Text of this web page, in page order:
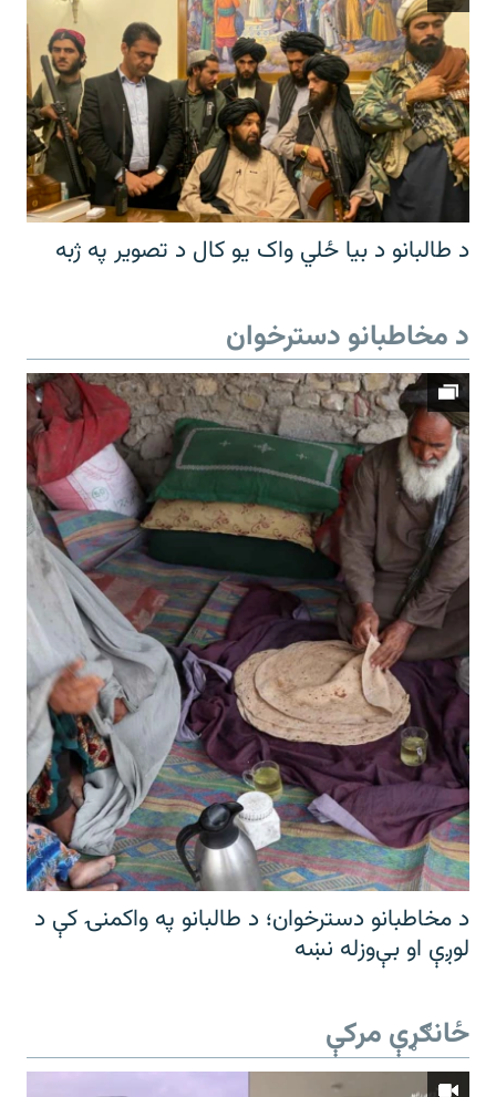
د طالبانو د بیا ځلي واک یو کال د تصویر په ژبه
د مخاطبانو دسترخوان
د مخاطبانو دسترخوان؛ د طالبانو په واکمنۍ کې د
لوږې او بې‌وزله نښه
ځانګړې مرکې